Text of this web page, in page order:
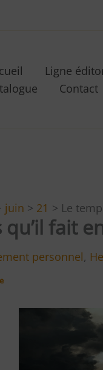
Ligne
Contact
juin 21 Le
qu’il fait
personnel,